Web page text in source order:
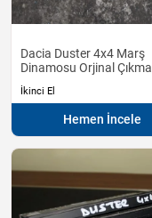
Dacia Duster 4x4 Marş
Dinamosu Orjinal Çıkma
İkinci El
Hemen İncele